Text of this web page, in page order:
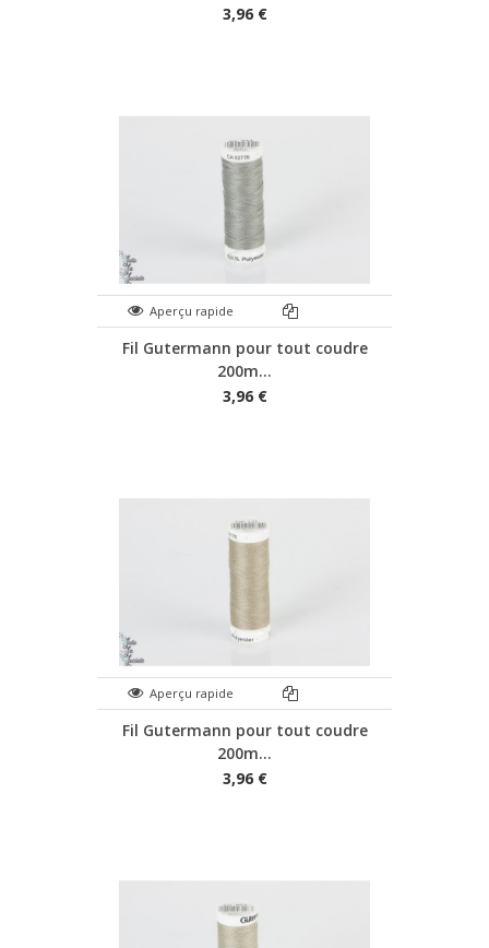
3,96 €
Aperçu rapide
Fil Gutermann pour tout coudre
200m...
3,96 €
Aperçu rapide
Fil Gutermann pour tout coudre
200m...
3,96 €